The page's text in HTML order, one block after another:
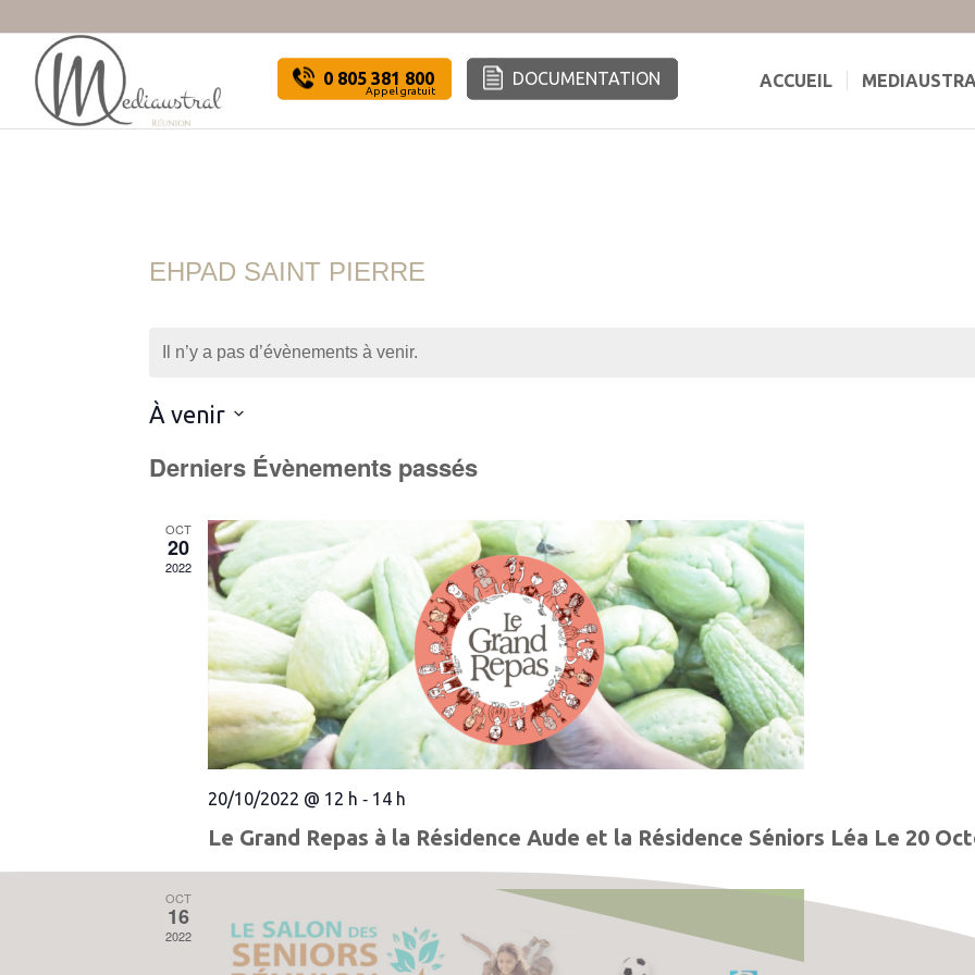
0 805 381 800
Appel gratuit
DOCUMENTATION ACCUEIL
EHPAD SAINT PIERRE
Il n’y a pas d’évènements à venir.
À venir
une
Derniers Évènements passés
OCT
20
2022
20/10/2022 @ 12 h - 14 h
Le Grand Repas à la Résidence Aude et la Résidence Séniors Léa Le 20
OCT
16
2022